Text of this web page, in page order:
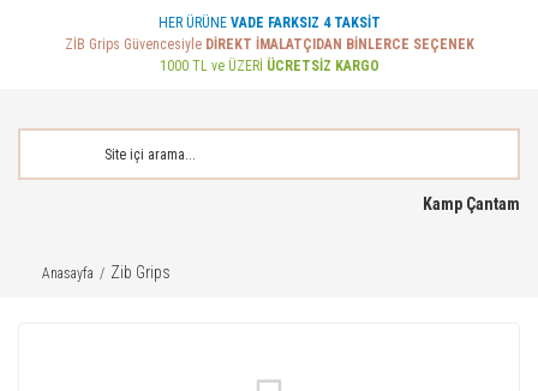
HER ÜRÜNE VADE FARKSIZ 4 TAKSİT
ZİB Grips Güvencesiyle DİREKT İMALATÇIDAN BİNLERCE SEÇENEK
1000 TL ve ÜZERİ ÜCRETSİZ KARGO
Kamp Çantam
Anasayfa Zib Grips